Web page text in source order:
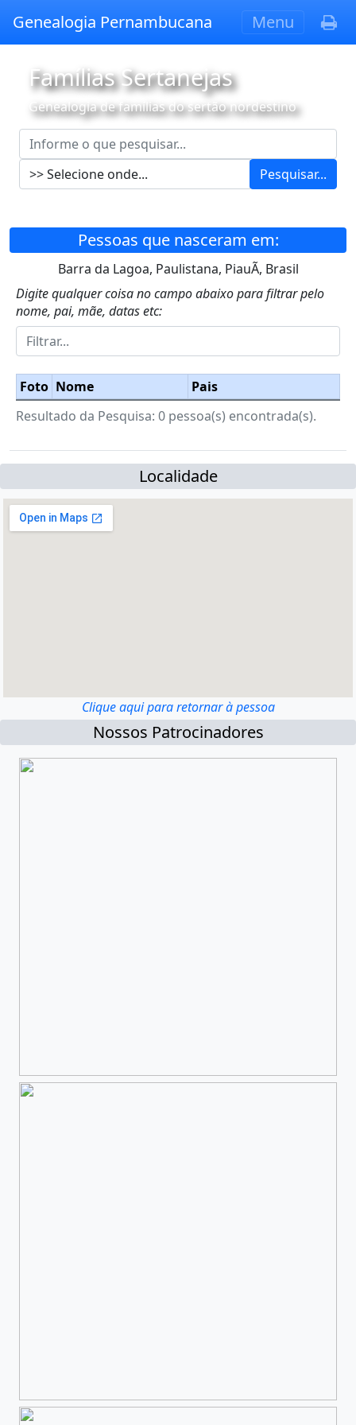
Genealogia Pernambucana Menu
Famílias Sertanejas
Genealogia de famílias do sertão nordestino
Pesquisar...
Pessoas que nasceram em:
Barra da Lagoa, Paulistana, PiauÃ­, Brasil
Digite qualquer coisa no campo abaixo para filtrar pelo
nome, pai, mãe, datas etc:
Foto Nome
Pais
Resultado da Pesquisa: 0 pessoa(s) encontrada(s).
Localidade
Clique aqui para retornar à pessoa
Nossos Patrocinadores